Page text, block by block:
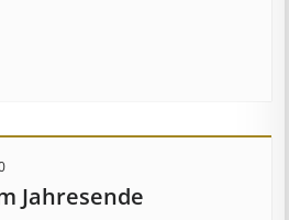
Jahresende